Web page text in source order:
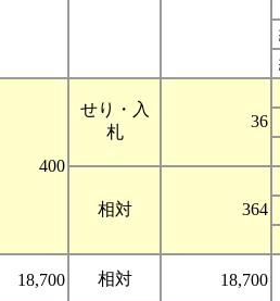
400
せり・入
札
36
相対 364
18,700 相対 18,700